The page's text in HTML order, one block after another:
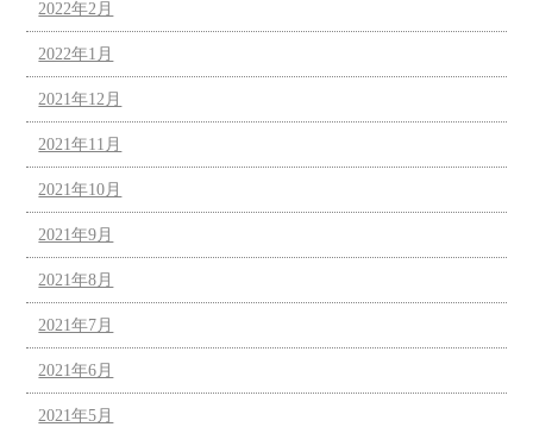
2022年2月
2022年1月
2021年12月
2021年11月
2021年10月
2021年9月
2021年8月
2021年7月
2021年6月
2021年5月